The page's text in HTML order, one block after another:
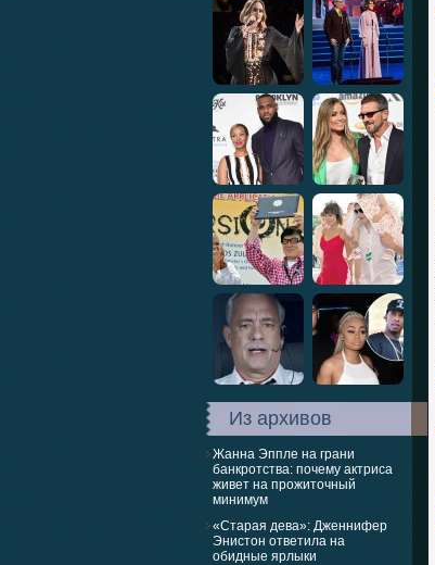
Из архивов
Жанна Эппле на грани
банкротства: почему актриса
живет на прожиточный
минимум
«Старая дева»: Дженнифер
Энистон ответила на
обидные ярлыки